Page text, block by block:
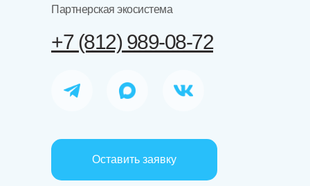
+7 (812) 989-08-72
Оставить заявку
Партнерская экосистема